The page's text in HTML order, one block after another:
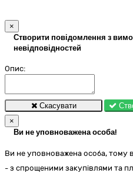
×
Створити повідомлення з
невідповідностей
Опис:
Скасувати
×
Ви не уповноважена особа!
Ви не уповноважена особа, тому
- з спрощеними закупівлями та